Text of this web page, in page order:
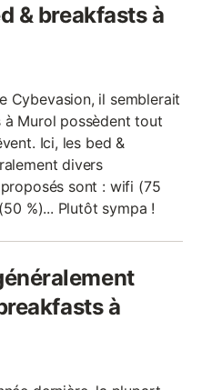
& breakfasts à
Cybevasion, il semblerait
Murol possèdent tout
Ici, les bed &
divers
sont : wifi (75
%)... Plutôt sympa !
à